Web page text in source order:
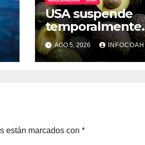
USA suspende
temporalmente
exportaciones
aguacate
michoacano
AGO 5, 2026 INFOCOAH
están marcados con *